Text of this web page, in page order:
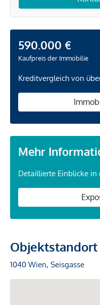
590.000 €
Kaufpreis der Immobilie
Kreditvergleich von
Mehr
Detaillierte Einblicke in
Objektstandort
1040 Wien, Seisgasse